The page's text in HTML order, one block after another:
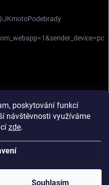
poskytování funkcí
návštěvnosti využíváme
zde.
Souhlasím
na Deníku!
vyhrazena.Upravit nastavení